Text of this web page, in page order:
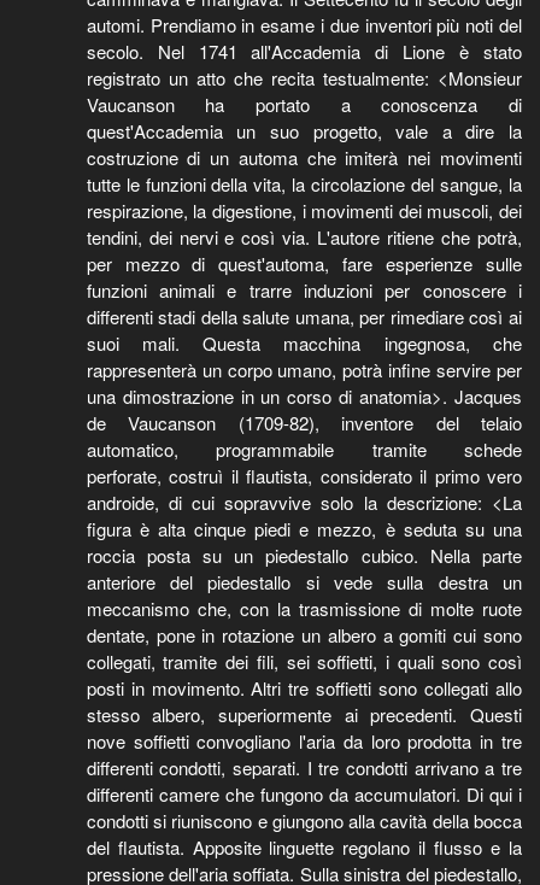
automi. Prendiamo in esame i due inventori più noti del
secolo. Nel 1741 all'Accademia di Lione è stato
registrato un atto che recita testualmente: <Monsieur
Vaucanson ha portato a conoscenza di
quest'Accademia un suo progetto, vale a dire la
costruzione di un automa che imiterà nei movimenti
tutte le funzioni della vita, la circolazione del sangue, la
respirazione, la digestione, i movimenti dei muscoli, dei
tendini, dei nervi e così via. L'autore ritiene che potrà,
per mezzo di quest'automa, fare esperienze sulle
funzioni animali e trarre induzioni per conoscere i
differenti stadi della salute umana, per rimediare così ai
suoi mali. Questa macchina ingegnosa, che
rappresenterà un corpo umano, potrà infine servire per
una dimostrazione in un corso di anatomia>. Jacques
de Vaucanson (1709-82), inventore del telaio
automatico, programmabile tramite schede
perforate, costruì il flautista, considerato il primo vero
androide, di cui sopravvive solo la descrizione: <La
figura è alta cinque piedi e mezzo, è seduta su una
roccia posta su un piedestallo cubico. Nella parte
anteriore del piedestallo si vede sulla destra un
meccanismo che, con la trasmissione di molte ruote
dentate, pone in rotazione un albero a gomiti cui sono
collegati, tramite dei fili, sei soffietti, i quali sono così
posti in movimento. Altri tre soffietti sono collegati allo
stesso albero, superiormente ai precedenti. Questi
nove soffietti convogliano l'aria da loro prodotta in tre
differenti condotti, separati. I tre condotti arrivano a tre
differenti camere che fungono da accumulatori. Di qui i
condotti si riuniscono e giungono alla cavità della bocca
del flautista. Apposite linguette regolano il flusso e la
pressione dell'aria soffiata. Sulla sinistra del piedestallo,